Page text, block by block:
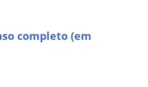
completo (em